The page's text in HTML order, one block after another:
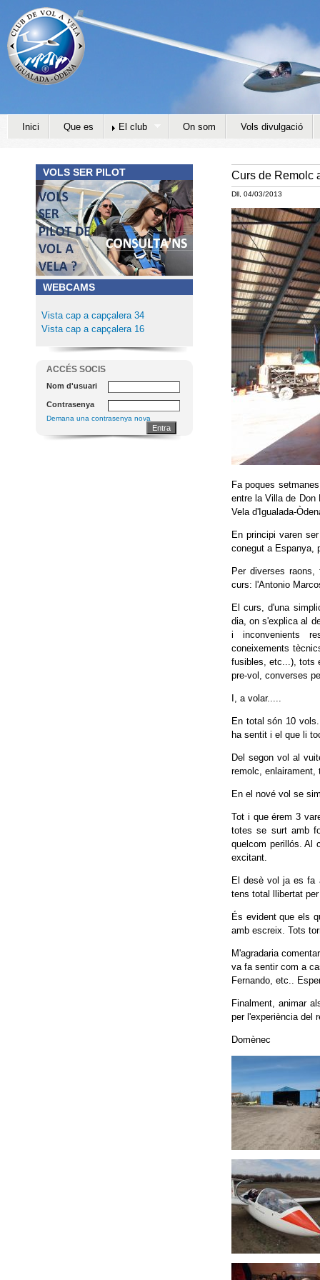
Curs de Remolc
Dll, 04/03/2013
Fa poques
entre la Villa de Don
Vela d'Igualada-
En principi varen
conegut a Espanya,
Per diverses
curs: l'Antonio
El curs, d'una
dia, on s'explica al
i inconvenients
coneixements
fusibles, etc...), tots
pre-vol, converses
I, a volar.....
En total són 10
ha sentit i el que li
Del segon vol al
remolc,
En el nové vol se
Tot i que érem 3
totes se surt amb
quelcom perillós. Al
excitant.
El desè vol ja es fa
tens total llibertat
És evident que els
amb escreix. Tots
M'agradaria
va fa sentir com a
Fernando, etc..
Finalment, animar
per l'experiència del
Domènec
Inici Que es El club On som Vols divulgació
VOLS SER PILOT
WEBCAMS
Vista cap a capçalera 34
Vista cap a capçalera 16
ACCÉS SOCIS
Nom d'usuari
Contrasenya
Demana una contrasenya nova